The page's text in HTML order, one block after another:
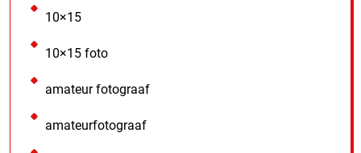
10×15
10×15 foto
amateur fotograaf
amateurfotograaf